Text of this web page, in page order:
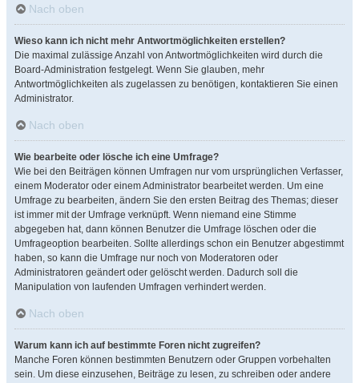
Nach oben
Wieso kann ich nicht mehr Antwortmöglichkeiten erstellen?
Die maximal zulässige Anzahl von Antwortmöglichkeiten wird durch die
Board-Administration festgelegt. Wenn Sie glauben, mehr
Antwortmöglichkeiten als zugelassen zu benötigen, kontaktieren Sie einen
Administrator.
Nach oben
Wie bearbeite oder lösche ich eine Umfrage?
Wie bei den Beiträgen können Umfragen nur vom ursprünglichen Verfasser,
einem Moderator oder einem Administrator bearbeitet werden. Um eine
Umfrage zu bearbeiten, ändern Sie den ersten Beitrag des Themas; dieser
ist immer mit der Umfrage verknüpft. Wenn niemand eine Stimme
abgegeben hat, dann können Benutzer die Umfrage löschen oder die
Umfrageoption bearbeiten. Sollte allerdings schon ein Benutzer abgestimmt
haben, so kann die Umfrage nur noch von Moderatoren oder
Administratoren geändert oder gelöscht werden. Dadurch soll die
Manipulation von laufenden Umfragen verhindert werden.
Nach oben
Warum kann ich auf bestimmte Foren nicht zugreifen?
Manche Foren können bestimmten Benutzern oder Gruppen vorbehalten
sein. Um diese einzusehen, Beiträge zu lesen, zu schreiben oder andere